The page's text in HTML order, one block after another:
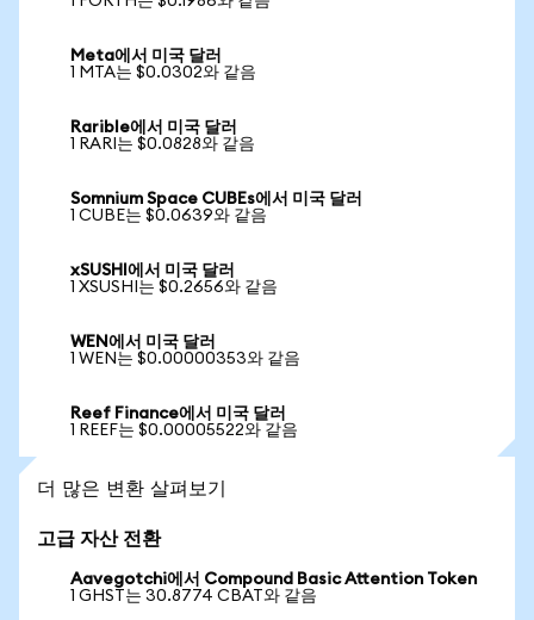
Meta에서 미국 달러
1 MTA는 $0.0302와 같음
Rarible에서 미국 달러
1 RARI는 $0.0828와 같음
Somnium Space CUBEs에서 미국 달러
1 CUBE는 $0.0639와 같음
xSUSHI에서 미국 달러
1 XSUSHI는 $0.2656와 같음
WEN에서 미국 달러
1 WEN는 $0.00000353와 같음
Reef Finance에서 미국 달러
1 REEF는 $0.00005522와 같음
더 많은 변환 살펴보기
고급 자산 전환
Aavegotchi에서 Compound Basic Attention Token
1 GHST는 30.8774 CBAT와 같음